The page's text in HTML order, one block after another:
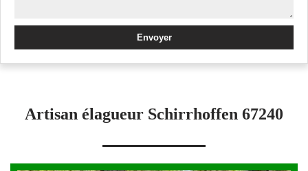
Artisan élagueur Schirrhoffen 67240